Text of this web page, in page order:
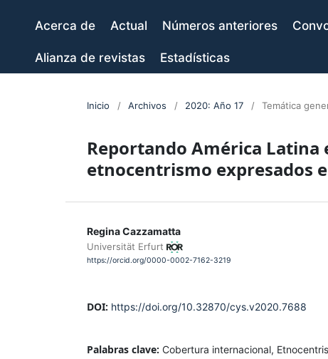
Acerca de Actual Números anteriores
Alianza de revistas Estadísticas
Inicio / Archivos / 2020: Año 17 / Temática
Reportando América
etnocentrismo expresados
Regina Cazzamatta
Universität Erfurt
https://orcid.org/0000-0002-7162-3219
DOI: https://doi.org/10.32870/cys.v2020.7688
Palabras clave: Cobertura internacional,